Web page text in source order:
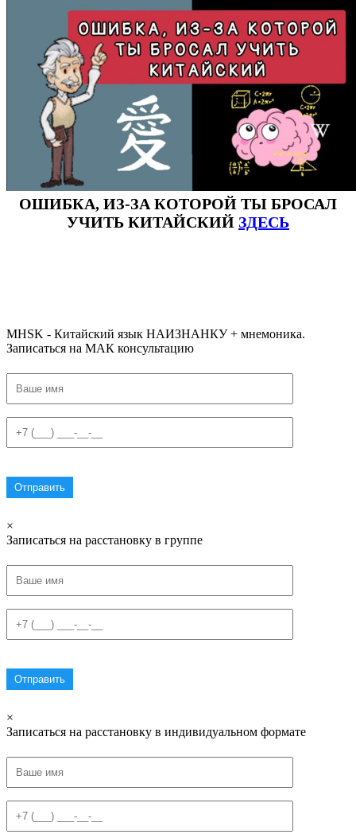
ОШИБКА, ИЗ-ЗА КОТОРОЙ ТЫ БРОСАЛ
УЧИТЬ КИТАЙСКИЙ ЗДЕСЬ
MHSK - Китайский язык НАИЗНАНКУ + мнемоника.
Записаться на МАК консультацию
×
Записаться на расстановку в группе
×
Записаться на расстановку в индивидуальном формате